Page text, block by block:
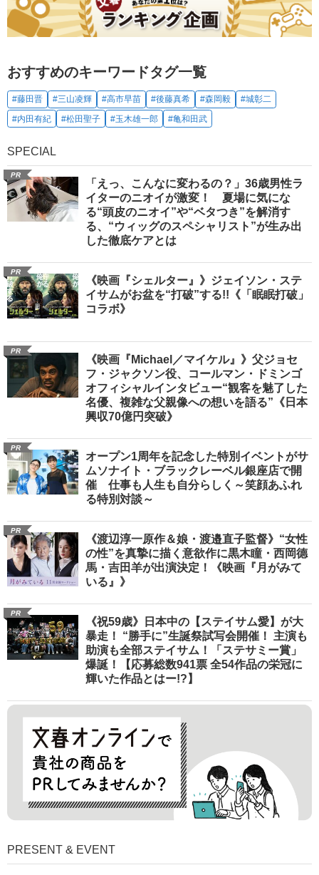
おすすめのキーワードタグ一覧
#藤田晋 #三山凌輝 #高市早苗 #後藤真希 #森岡毅
#城彰二
#内田有紀
#松田聖子 #玉木雄一郎 #亀和田武
SPECIAL
PR
「えっ、こんなに変わるの？」36歳男性ラ
イターのニオイが激変！ 夏場に気にな
る“頭皮のニオイ”や“ベタつき”を解消す
る、“ウィッグのスペシャリスト”が生み出
した徹底ケアとは
PR
《映画『シェルター』》ジェイソン・ステ
イサムがお盆を“打破”する!!《「眠眠打破」
コラボ》
PR
《映画『Michael／マイケル』》父ジョセ
フ・ジャクソン役、コールマン・ドミンゴ
オフィシャルインタビュー“観客を魅了した
名優、複雑な父親像への想いを語る”《日本
興収70億円突破》
PR
オープン1周年を記念した特別イベントがサ
ムソナイト・ブラックレーベル銀座店で開
催 仕事も人生も自分らしく～笑顔あふれ
る特別対談～
PR
《渡辺淳一原作＆娘・渡邉直子監督》“女性
の性”を真摯に描く意欲作に黒木瞳・西岡德
馬・吉田羊が出演決定！《映画『月がみて
いる』》
PR
《祝59歳》日本中の【ステイサム愛】が大
暴走！ “勝手に”生誕祭試写会開催！ 主演も
助演も全部ステイサム！「ステサミー賞」
爆誕！【応募総数941票 全54作品の栄冠に
輝いた作品とはー!?】
PRESENT & EVENT